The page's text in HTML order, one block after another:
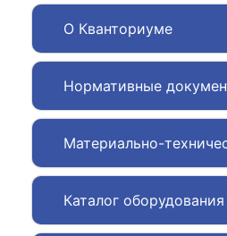
О Кванториуме
Нормативные
Материально-
Каталог оборудования